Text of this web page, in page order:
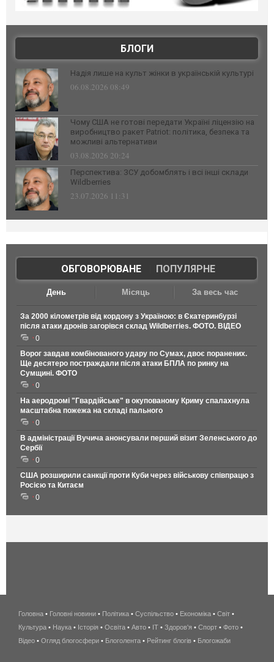
БЛОГИ
Надія лише на культ жінки в українській культурі
06.08.2026 08:49
Чому США не готові передати Україні ліцензію на
виробництво ракет Patriot: політика, безпека та
можливі альтернативи
03.08.2026 20:24
Перспектива: ЗСУ добомблять і всі інші склади
Wildberries
23.07.2026 11:31
ОБГОВОРЮВАНЕ| ПОПУЛЯРНЕ
День Місяць За весь час
За 2000 кілометрів від кордону з Україною: в Єкатеринбурзі
після атаки дронів загорівся склад Wildberries. ФОТО. ВІДЕО
0
Ворог завдав комбінованого удару по Сумах, двоє поранених.
Ще десятеро постраждали після атаки БПЛА по ринку на
Сумщині. ФОТО
0
На аеродромі "Гвардійське" в окупованому Криму спалахнула
масштабна пожежа на складі пального
0
В адміністрації Вучича анонсували перший візит Зеленського до
Сербії
0
США розширили санкції проти Куби через військову співпрацю з
Росією та Китаєм
0
беспроводной
интернет
киев
Головна • Головні новини • Політика • Суспільство • Економіка • Світ •
Культура • Наука • Історія • Освіта • Авто • IT • Здоров'я • Спорт • Фото •
Відео • Огляд блогосфери • Блоголента • Рейтинг блогів • Блогожаби